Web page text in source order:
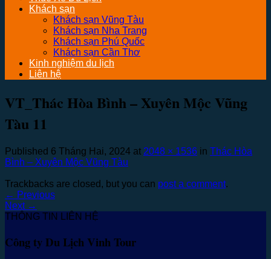
Khách sạn
Khách sạn Vũng Tàu
Khách sạn Nha Trang
Khách sạn Phú Quốc
Khách sạn Cần Thơ
Kinh nghiệm du lịch
Liên hệ
VT_Thác Hòa Bình – Xuyên Mộc Vũng
Tàu 11
Published 6 Tháng Hai, 2024 at 2048 × 1536 in Thác Hòa
Bình – Xuyên Mộc Vũng Tàu
Trackbacks are closed, but you can post a comment.
← Previous
Next →
THÔNG TIN LIÊN HỆ
Công ty Du Lịch Vinh Tour